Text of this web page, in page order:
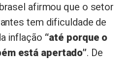
afirmou que o setor
tem dificuldade de
inflação “até porque o
está apertado”. De